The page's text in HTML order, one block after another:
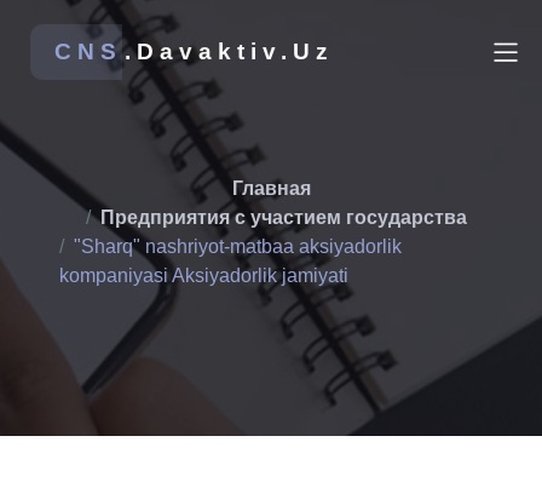
CNS .Davaktiv.Uz
Главная
Предприятия с участием государства
"Sharq" nashriyot-matbaa aksiyadorlik
kompaniyasi Aksiyadorlik jamiyati